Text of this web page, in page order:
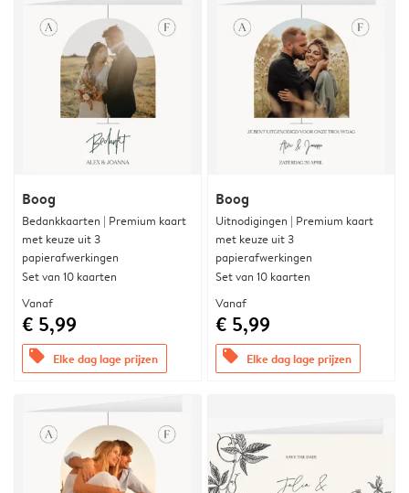
Boog
Bedankkaarten | Premium kaart
met keuze uit 3
papierafwerkingen
Set van 10 kaarten
Vanaf
€ 5,99
offers Elke dag lage prijzen
Boog
Uitnodigingen | Premium kaart
met keuze uit 3
papierafwerkingen
Set van 10 kaarten
Vanaf
€ 5,99
offers Elke dag lage prijzen